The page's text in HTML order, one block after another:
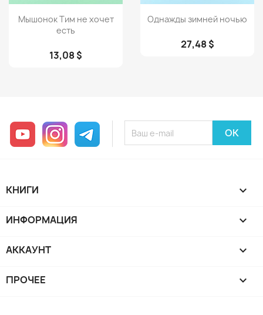
Просмотр
Мышонок Тим не хочет
есть
13,08 $
Просмотр
Однажды зимней ночью
27,48 $
YouTube InstagramTelegram
КНИГИ 
ИНФОРМАЦИЯ 
АККАУНТ 
ПРОЧЕЕ 